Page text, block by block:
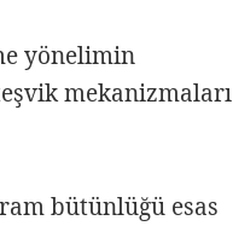
yönelimin
mekanizmaları
bütünlüğü esas